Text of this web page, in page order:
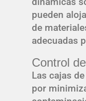
pueden
de
adecuadas
Control
Las cajas
por